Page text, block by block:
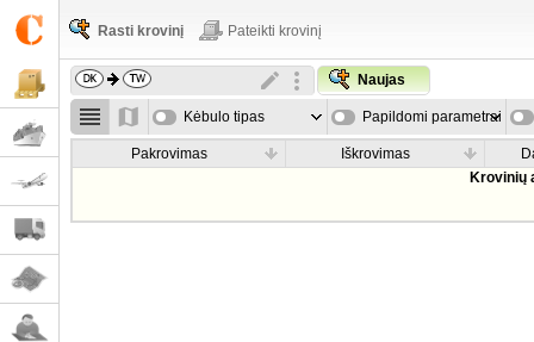
Rasti krovinį Pateikti krovinį
Naujas
Kėbulo tipas Papildomi parametrai
Pakrovimas Iškrovimas
Krovinių